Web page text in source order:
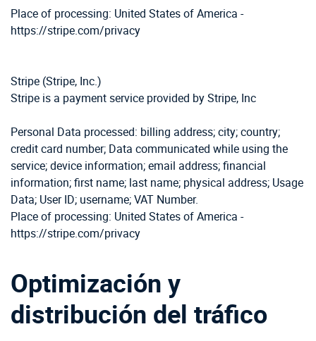
Place of processing: United States of America -
https://stripe.com/privacy
Stripe (Stripe, Inc.)
Stripe is a payment service provided by Stripe, Inc
Personal Data processed: billing address; city; country;
credit card number; Data communicated while using the
service; device information; email address; financial
information; first name; last name; physical address; Usage
Data; User ID; username; VAT Number.
Place of processing: United States of America -
https://stripe.com/privacy
Optimización y
distribución del tráfico